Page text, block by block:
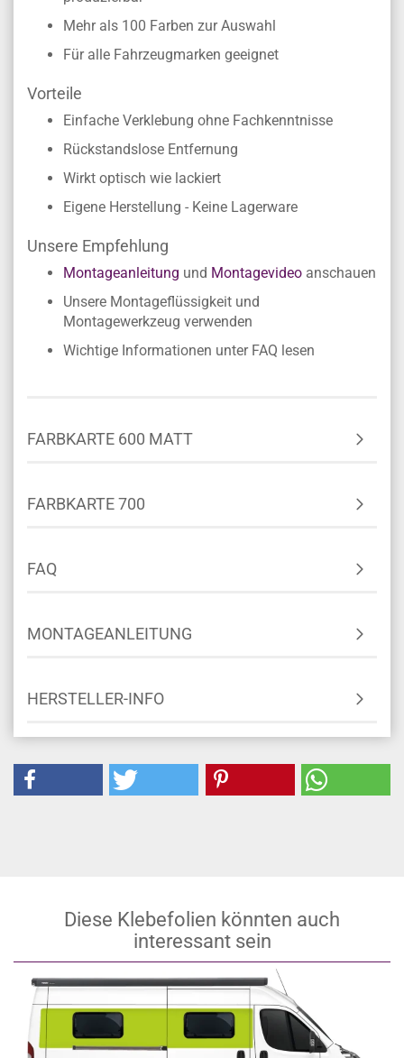
Mehr als 100 Farben zur Auswahl
Für alle Fahrzeugmarken geeignet
Vorteile
Einfache Verklebung ohne Fachkenntnisse
Rückstandslose Entfernung
Wirkt optisch wie lackiert
Eigene Herstellung - Keine Lagerware
Unsere Empfehlung
Montageanleitung und Montagevideo anschauen
Unsere Montageflüssigkeit und
Montagewerkzeug verwenden
Wichtige Informationen unter FAQ lesen
FARBKARTE 600 MATT
FARBKARTE 700
FAQ
MONTAGEANLEITUNG
HERSTELLER-INFO
Diese Klebefolien könnten auch
interessant sein